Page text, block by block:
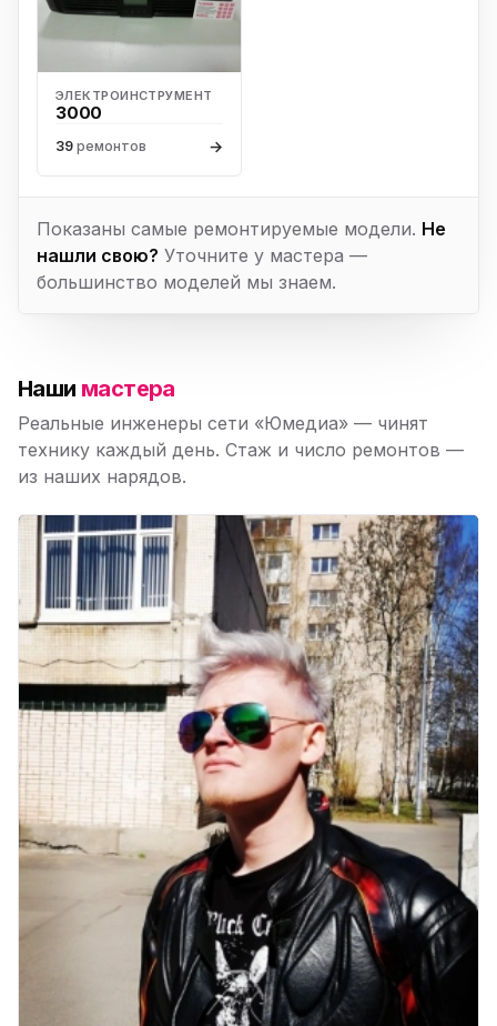
ЭЛЕКТРОИНСТРУМЕНТ
3000
39 ремонтов →
Показаны самые ремонтируемые модели. Не
нашли свою? Уточните у мастера —
большинство моделей мы знаем.
Наши мастера
Реальные инженеры сети «Юмедиа» — чинят
технику каждый день. Стаж и число ремонтов —
из наших нарядов.